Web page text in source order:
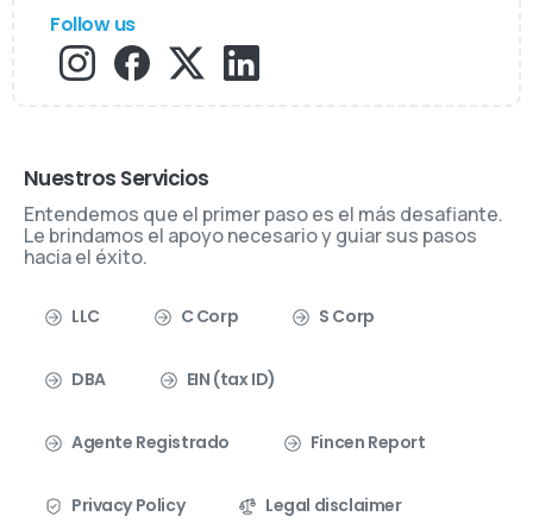
Follow us
Nuestros Servicios
Entendemos que el primer paso es el más desafiante.
Le brindamos el apoyo necesario y guiar sus pasos
hacia el éxito.
LLC C Corp S Corp
DBA EIN (tax ID)
Agente Registrado Fincen Report
Privacy Policy Legal disclaimer